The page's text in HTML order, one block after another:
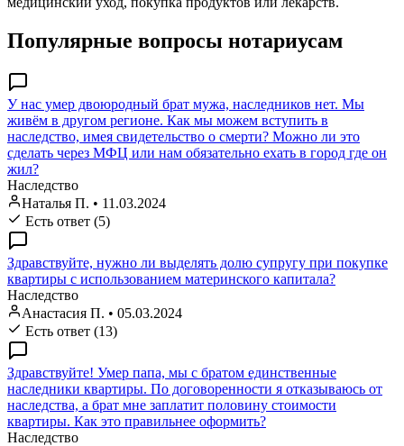
Популярные вопросы нотариусам
У нас умер двоюродный брат мужа, наследников нет. Мы
живём в другом регионе. Как мы можем вступить в
наследство, имея свидетельство о смерти? Можно ли это
сделать через МФЦ или нам обязательно ехать в город где он
жил?
Наследство
Наталья П. • 11.03.2024
Есть ответ (5)
Здравствуйте, нужно ли выделять долю супругу при покупке
квартиры с использованием материнского капитала?
Наследство
Анастасия П. • 05.03.2024
Есть ответ (13)
Здравствуйте! Умер папа, мы с братом единственные
наследники квартиры. По договоренности я отказываюсь от
наследства, а брат мне заплатит половину стоимости
квартиры. Как это правильнее оформить?
Наследство